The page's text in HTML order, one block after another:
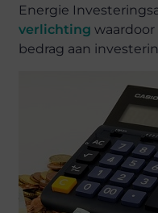
Energie
verlichting
bedrag aan